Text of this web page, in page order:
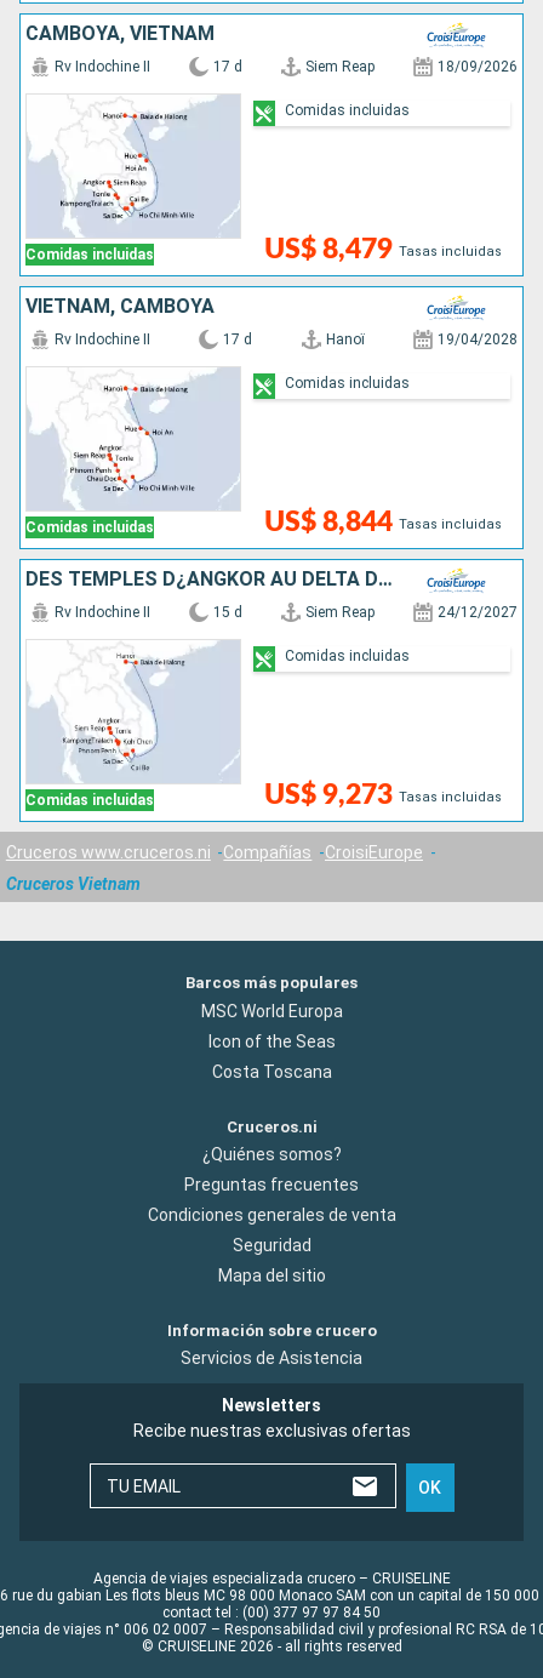
CAMBOYA, VIETNAM
Comidas incluidas
Rv Indochine II 17 d Siem Reap 18/09/2026
US$ 8,479 Tasas incluidas
Comidas incluidas
VIETNAM, CAMBOYA
Comidas incluidas
Rv Indochine II 17 d Hanoï 19/04/2028
US$ 8,844 Tasas incluidas
Comidas incluidas
DES TEMPLES D¿ANGKOR AU DELTA DU MÉKONG, VIVEZ DES FÊTES DE FIN D¿ANNÉE UNIQUES ET DÉPAYSANTES- & HANOÏ ET LA BAIE D'ALONG
Comidas incluidas
Rv Indochine II 15 d Siem Reap 24/12/2027
US$ 9,273 Tasas incluidas
Comidas incluidas
Cruceros www.cruceros.ni Compañías
CroisiEurope
Cruceros Vietnam
Barcos más populares
MSC World Europa
Icon of the Seas
Costa Toscana
Cruceros.ni
¿Quiénes somos?
Preguntas frecuentes
Condiciones generales de venta
Seguridad
Mapa del sitio
Información sobre crucero
Servicios de Asistencia
Newsletters
Recibe nuestras exclusivas ofertas
TU EMAIL OK
Agencia de viajes especializada crucero – CRUISELINE
rue du gabian Les flots bleus MC 98 000 Monaco SAM con un capital de 150 000
contact tel : (00) 377 97 97 84 50
de viajes n° 006 02 0007 – Responsabilidad civil y profesional RC RSA de
© CRUISELINE 2026 - all rights reserved